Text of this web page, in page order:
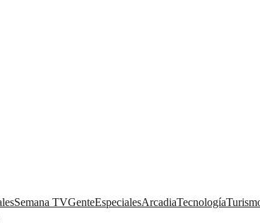
Semana TVGenteEspecialesArcadiaTecnología